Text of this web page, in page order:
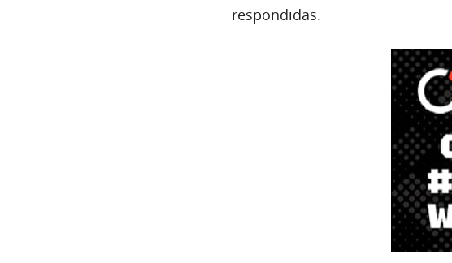
respondidas.